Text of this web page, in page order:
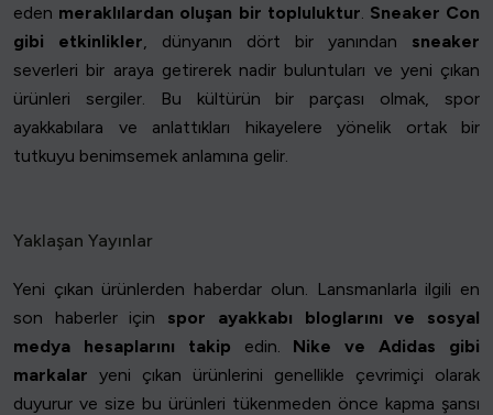
eden meraklılardan oluşan bir topluluktur. Sneaker Con
gibi etkinlikler, dünyanın dört bir yanından sneaker
severleri bir araya getirerek nadir buluntuları ve yeni çıkan
ürünleri sergiler. Bu kültürün bir parçası olmak, spor
ayakkabılara ve anlattıkları hikayelere yönelik ortak bir
tutkuyu benimsemek anlamına gelir.
Yaklaşan Yayınlar
Yeni çıkan ürünlerden haberdar olun. Lansmanlarla ilgili en
son haberler için spor ayakkabı bloglarını ve sosyal
medya hesaplarını takip edin. Nike ve Adidas gibi
markalar yeni çıkan ürünlerini genellikle çevrimiçi olarak
duyurur ve size bu ürünleri tükenmeden önce kapma şansı